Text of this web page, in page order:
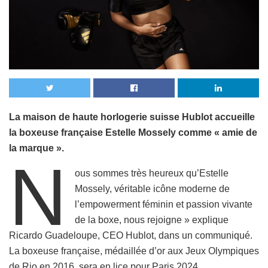
La maison de haute horlogerie suisse Hublot accueille
la boxeuse française Estelle Mossely comme « amie de
la marque ».
N
ous sommes très heureux qu’Estelle
Mossely, véritable icône moderne de
l’empowerment féminin et passion vivante
de la boxe, nous rejoigne » explique
Ricardo Guadeloupe, CEO Hublot, dans un communiqué.
La boxeuse française, médaillée d’or aux Jeux Olympiques